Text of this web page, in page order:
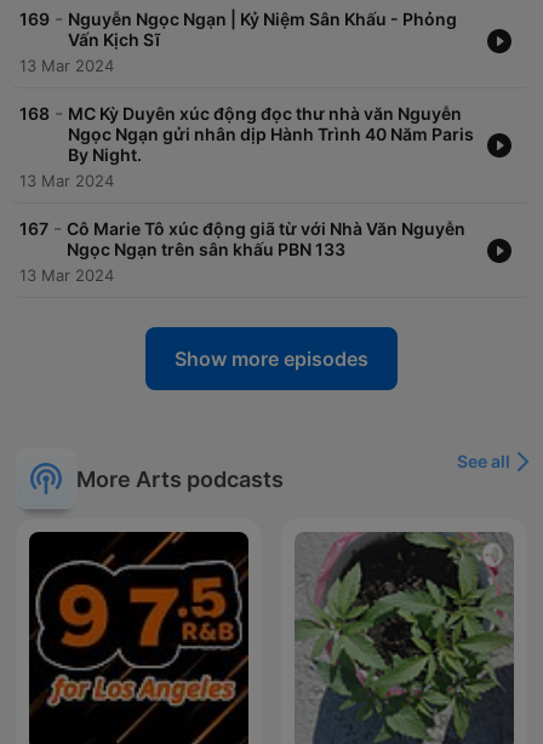
169 - Nguyễn Ngọc Ngạn | Kỷ Niệm Sân Khấu - Phỏng
Vấn Kịch Sĩ
13 Mar 2024
168 - MC Kỳ Duyên xúc động đọc thư nhà văn Nguyễn
Ngọc Ngạn gửi nhân dịp Hành Trình 40 Năm Paris
By Night.
13 Mar 2024
167 - Cô Marie Tô xúc động giã từ với Nhà Văn Nguyễn
Ngọc Ngạn trên sân khấu PBN 133
13 Mar 2024
Show more episodes
More Arts podcasts
See all